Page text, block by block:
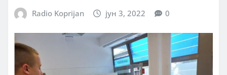
Radio Koprijan јун 3, 2022 0